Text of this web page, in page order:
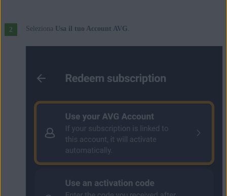
Seleziona Usa il tuo Account AVG